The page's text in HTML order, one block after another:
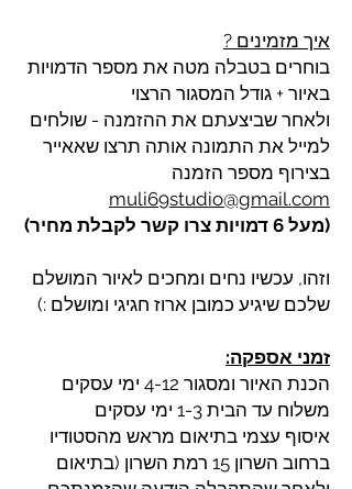
איך מזמינים ?
בוחרים בטבלה מטה את מספר הדמויות
באיור + גודל המסגור הרצוי
ולאחר שביצעתם את ההזמנה - שולחים
למייל את התמונה אותה תרצו שאאייר
בצירוף מספר הזמנה
muli69studio@gmail.com
(מעל 6 דמויות צרו קשר לקבלת מחיר)
וזהו, עכשיו נחים ומחכים לאיור המושלם
שלכם שיגיע כמובן ארוז חגיגי ומושלם :)
זמני אספקה:
הכנת האיור ומסגור 4-12 ימי עסקים
משלוח עד הבית 1-3 ימי עסקים
איסוף עצמי בתיאום מראש מהסטודיו
ברחוב השרון 15 רמת השרון (בתיאום